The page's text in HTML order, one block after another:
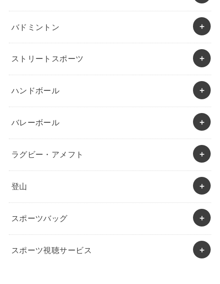
バドミントン
ストリートスポーツ
ハンドボール
バレーボール
ラグビー・アメフト
登山
スポーツバッグ
スポーツ視聴サービス